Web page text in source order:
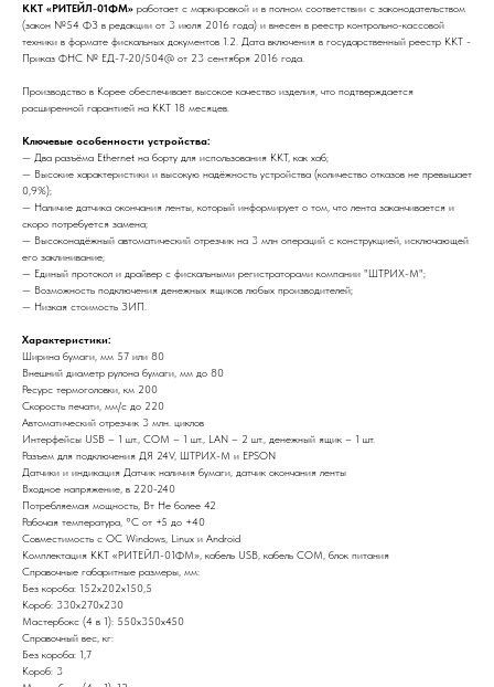
ККТ «РИТЕЙЛ-01ФМ» работает с маркировкой и в полном соответствии с законодательством
(закон №54 ФЗ в редакции от 3 июля 2016 года) и внесен в реестр контрольно-кассовой
техники в формате фискальных документов 1.2. Дата включения в государственный реестр ККТ -
Приказ ФНС № ЕД-7-20/504@ от 23 сентября 2016 года.
Производство в Корее обеспечивает высокое качество изделия, что подтверждается
расширенной гарантией на ККТ 18 месяцев.
Ключевые особенности устройства:
— Два разъёма Ethernet на борту для использования ККТ, как хаб;
— Высокие характеристики и высокую надёжность устройства (количество отказов не превышает
0,9%);
— Наличие датчика окончания ленты, который информирует о том, что лента заканчивается и
скоро потребуется замена;
— Высоконадёжный автоматический отрезчик на 3 млн операций с конструкцией, исключающей
его заклинивание;
— Единый протокол и драйвер с фискальными регистраторами компании "ШТРИХ-М";
— Возможность подключения денежных ящиков любых производителей;
— Низкая стоимость ЗИП.
Характеристики:
Ширина бумаги, мм 57 или 80
Внешний диаметр рулона бумаги, мм до 80
Ресурс термоголовки, км 200
Скорость печати, мм/с до 220
Автоматический отрезчик 3 млн. циклов
Интерфейсы USB – 1 шт., COM – 1 шт., LAN – 2 шт., денежный ящик – 1 шт.
Разъем для подключения ДЯ 24V, ШТРИХ-М и EPSON
Датчики и индикация Датчик наличия бумаги, датчик окончания ленты
Входное напряжение, в 220-240
Потребляемая мощность, Вт Не более 42
Рабочая температура, °С от +5 до +40
Совместимость с ОС Windows, Linux и Android
Комплектация ККТ «РИТЕЙЛ-01ФМ», кабель USB, кабель COM, блок питания
Справочные габаритные размеры, мм:
Без короба: 152х202х150,5
Короб: 330х270х230
Мастербокс (4 в 1): 550х350х450
Справочный вес, кг:
Без короба: 1,7
Короб: 3